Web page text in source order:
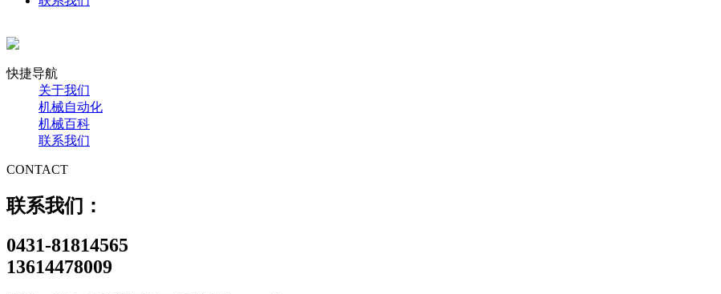
快捷导航
关于我们
机械自动化
机械百科
联系我们
CONTACT
联系我们：
0431-81814565
13614478009